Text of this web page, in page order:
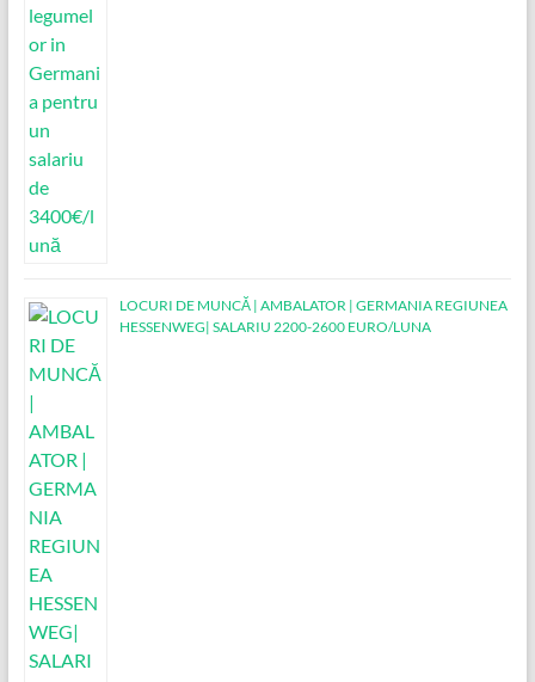
LOCURI DE MUNCĂ | AMBALATOR | GERMANIA REGIUNEA
HESSENWEG| SALARIU 2200-2600 EURO/LUNA